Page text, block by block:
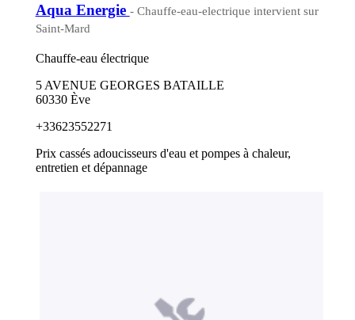
Aqua Energie - Chauffe-eau-electrique intervient sur
Saint-Mard
Chauffe-eau électrique
5 AVENUE GEORGES BATAILLE
60330 Ève
+33623552271
Prix cassés adoucisseurs d'eau et pompes à chaleur,
entretien et dépannage